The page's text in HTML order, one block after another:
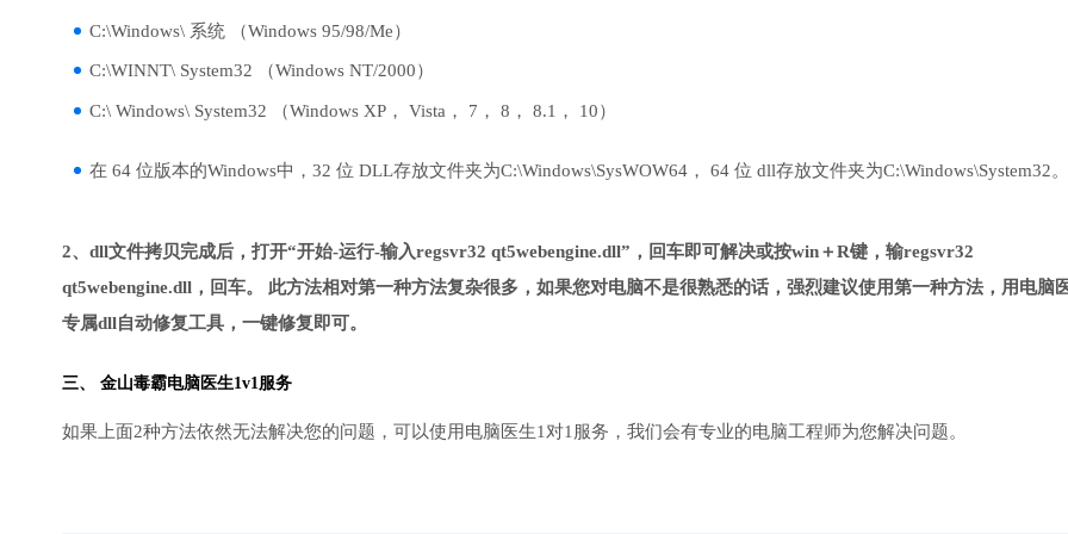
C:\Windows\ 系统 （Windows 95/98/Me）
C:\WINNT\ System32 （Windows NT/2000）
C:\ Windows\ System32 （Windows XP， Vista， 7， 8， 8.1， 10）
在 64 位版本的Windows中，32 位 DLL存放文件夹为C:\Windows\SysWOW64， 64 位 dll存放文件夹为C:\Windows\System32。
2、dll文件拷贝完成后，打开“开始-运行-输入regsvr32 qt5webengine.dll”，回车即可解决或按win＋R键，输regsvr32
qt5webengine.dll，回车。 此方法相对第一种方法复杂很多，如果您对电脑不是很熟悉的话，强烈建议使用第一种方法，用电脑
专属dll自动修复工具，一键修复即可。
三、 金山毒霸电脑医生1v1服务
如果上面2种方法依然无法解决您的问题，可以使用电脑医生1对1服务，我们会有专业的电脑工程师为您解决问题。